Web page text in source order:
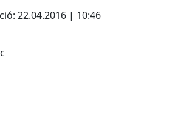
22.04.2016 | 10:46